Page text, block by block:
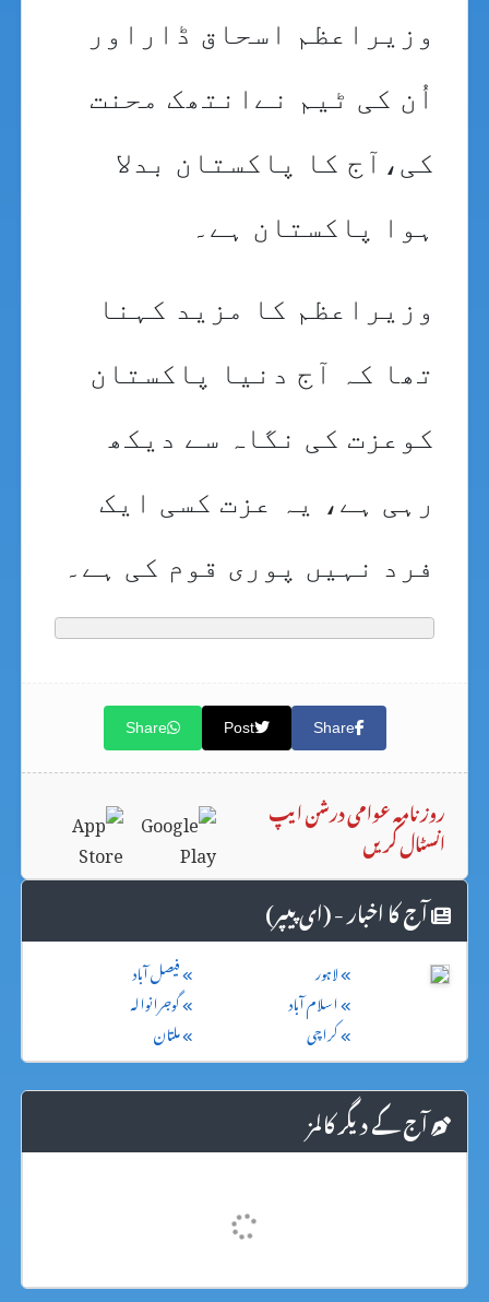
وزیراعظم اسحاق ڈاراور
اُن کی ٹیم نےانتھک محنت
کی،آج کا پاکستان بدلا
ہوا پاکستان ہے۔
وزیراعظم کا مزید کہنا
تھا کہ آج دنیا پاکستان
کوعزت کی نگاہ سے دیکھ
رہی ہے، یہ عزت کسی ایک
فرد نہیں پوری قوم کی ہے۔
Share
Post
Share
روزنامہ عوامی درشن ایپ
انسٹال کریں
آج کا اخبار - (ای پیپر)
لاہور
فیصل آباد
اسلام آباد
گوجرانوالہ
کراچی
ملتان
آج کے دیگر کالمز